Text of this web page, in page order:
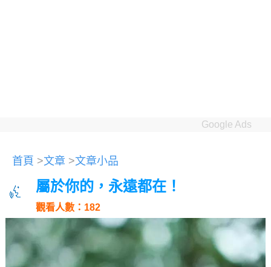
Google Ads
首頁 >文章 >文章小品
屬於你的，永遠都在！
觀看人數：182